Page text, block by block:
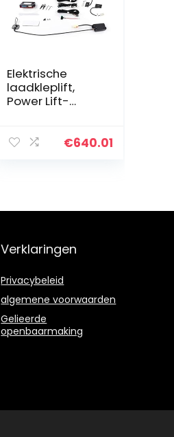
Elektrische
laadkleplift,
Power Lift-
stabiele
€640.01
Verklaringen
Privacybeleid
algemene voorwaarden
Gelieerde
openbaarmaking